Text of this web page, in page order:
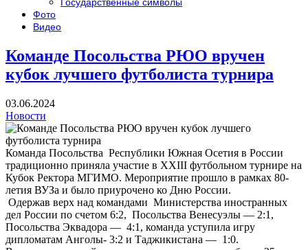
Фото
Видео
Команде Посольства РЮО вручен
кубок лучшего футболиста турнира
03.06.2024
Новости
Команда Посольства Республики Южная Осетия в России
традиционно приняла участие в ХХIII футбольном турнире на
Кубок Ректора МГИМО. Мероприятие прошло в рамках 80-
летия ВУЗа и было приурочено ко Дню России.
Одержав верх над командами Министерства иностранных
дел России по счетом 6:2, Посольства Венесуэлы — 2:1,
Посольства Эквадора — 4:1, команда уступила игру
дипломатам Анголы- 3:2 и Таджикистана — 1:0.